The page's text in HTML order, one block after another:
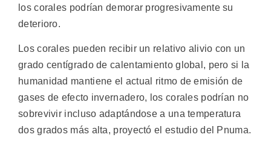
los corales podrían demorar progresivamente su
deterioro.
Los corales pueden recibir un relativo alivio con un
grado centígrado de calentamiento global, pero si la
humanidad mantiene el actual ritmo de emisión de
gases de efecto invernadero, los corales podrían no
sobrevivir incluso adaptándose a una temperatura
dos grados más alta, proyectó el estudio del Pnuma.